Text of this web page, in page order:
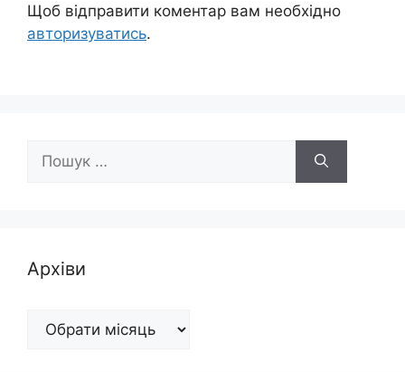
Щоб відправити коментар вам необхідно
авторизуватись.
Пошук:
Архіви
Архіви